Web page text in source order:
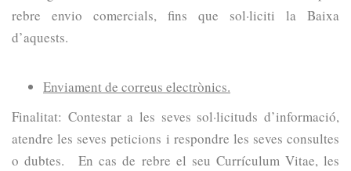
rebre envio comercials, fins que sol·liciti la Baixa
d’aquests.
Enviament de correus electrònics.
Finalitat: Contestar a les seves sol·licituds d’informació,
atendre les seves peticions i respondre les seves consultes
o dubtes. En cas de rebre el seu Currículum Vitae, les